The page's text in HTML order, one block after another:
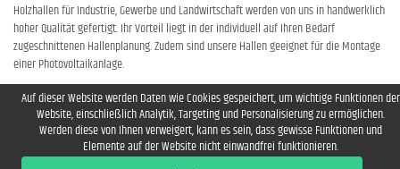
Holzhallen für Industrie, Gewerbe und Landwirtschaft werden von uns in handwerklich
hoher Qualität gefertigt. Ihr Vorteil liegt in der individuell auf Ihren Bedarf
zugeschnittenen Hallenplanung. Zudem sind unsere Hallen geeignet für die Montage
einer Photovoltaikanlage.
Auf dieser Website werden Daten wie Cookies gespeichert, um wichtige Funktionen der
Website, einschließlich Analytik, Targeting und Personalisierung zu ermöglichen.
Werden diese von Ihnen verweigert, kann es sein, dass gewisse Funktionen und
Elemente auf der Website nicht einwandfrei funktionieren.